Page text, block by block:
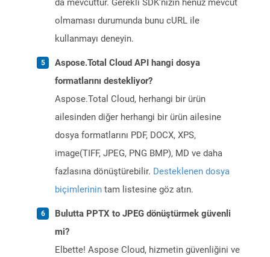
da mevcuttur. Gerekli SDK’nızın henüz mevcut
olmaması durumunda bunu cURL ile
kullanmayı deneyin.
Aspose.Total Cloud API hangi dosya
formatlarını destekliyor?
Aspose.Total Cloud, herhangi bir ürün
ailesinden diğer herhangi bir ürün ailesine
dosya formatlarını PDF, DOCX, XPS,
image(TIFF, JPEG, PNG BMP), MD ve daha
fazlasına dönüştürebilir. Desteklenen dosya
biçimlerinin tam listesine göz atın.
Bulutta PPTX to JPEG dönüştürmek güvenli
mi?
Elbette! Aspose Cloud, hizmetin güvenliğini ve